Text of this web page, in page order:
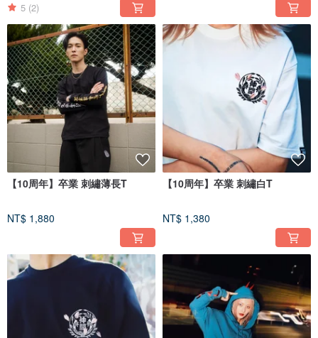
5 (2)
【10周年】卒業 刺繡薄長T
NT$ 1,880
【10周年】卒業 刺繡白T
NT$ 1,380